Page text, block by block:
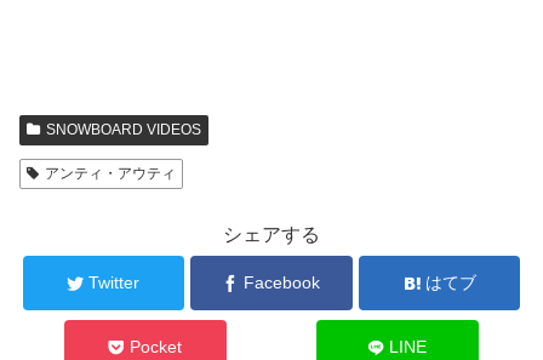
SNOWBOARD VIDEOS
アンティ・アウティ
シェアする
Twitter Facebook はてブ
Pocket LINE